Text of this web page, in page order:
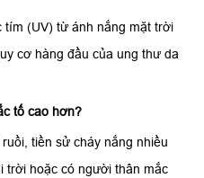
tím (UV) từ ánh nắng mặt trời
cơ hàng đầu của ung thư da
tố cao hơn?
tiền sử cháy nắng nhiều
trời hoặc có người thân mắc